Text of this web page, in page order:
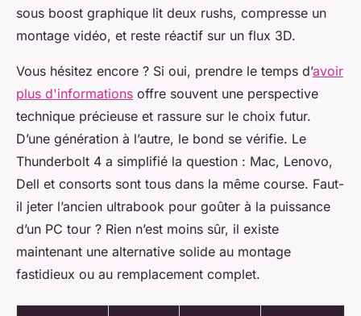
sous boost graphique lit deux rushs, compresse un
montage vidéo, et reste réactif sur un flux 3D.
Vous hésitez encore ? Si oui, prendre le temps d’avoir
plus d'informations offre souvent une perspective
technique précieuse et rassure sur le choix futur.
D’une génération à l’autre, le bond se vérifie. Le
Thunderbolt 4 a simplifié la question : Mac, Lenovo,
Dell et consorts sont tous dans la même course. Faut-
il jeter l’ancien ultrabook pour goûter à la puissance
d’un PC tour ? Rien n’est moins sûr, il existe
maintenant une alternative solide au montage
fastidieux ou au remplacement complet.